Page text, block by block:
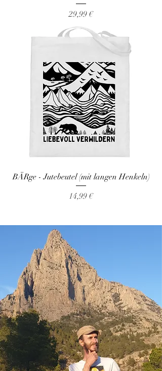
Preis
29,99 €
BÄRge - Jutebeutel (mit langen Henkeln)
Preis
14,99 €